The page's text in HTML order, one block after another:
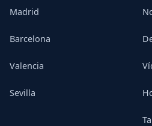
Madrid
Barcelona
Valencia
Sevilla